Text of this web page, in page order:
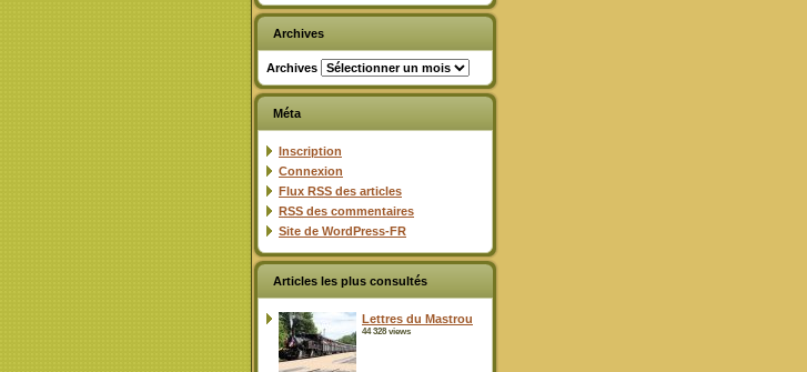
Archives
Archives
Méta
Inscription
Connexion
Flux RSS des articles
RSS des commentaires
Site de WordPress-FR
Articles les plus consultés
Lettres du Mastrou
44 328 views